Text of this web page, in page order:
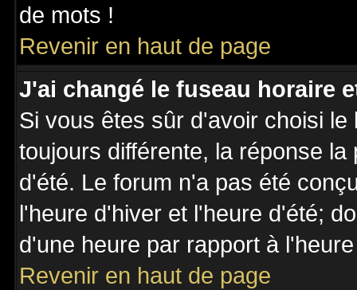
de mots !
Revenir en haut de page
J'ai changé le fuseau horaire
Si vous êtes sûr d'avoir choisi
toujours différente, la réponse
d'été. Le forum n'a pas été
l'heure d'hiver et l'heure d'été;
d'une heure par rapport à
Revenir en haut de page